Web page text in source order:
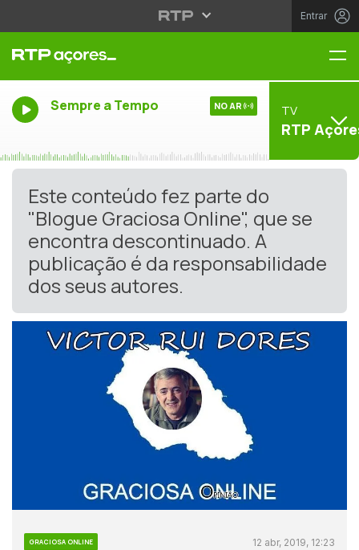
Entrar
Sempre a Tempo NO AR TV
RTP
Este conteúdo fez parte do
"Blogue Graciosa Online", que se
encontra descontinuado. A
publicação é da responsabilidade
dos seus autores.
GRACIOSA ONLINE 12 abr, 2019, 12:23